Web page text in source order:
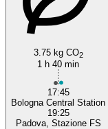
3.75 kg CO2
1 h 40 min
17:45
Bologna Central Station
19:25
Padova, Stazione FS